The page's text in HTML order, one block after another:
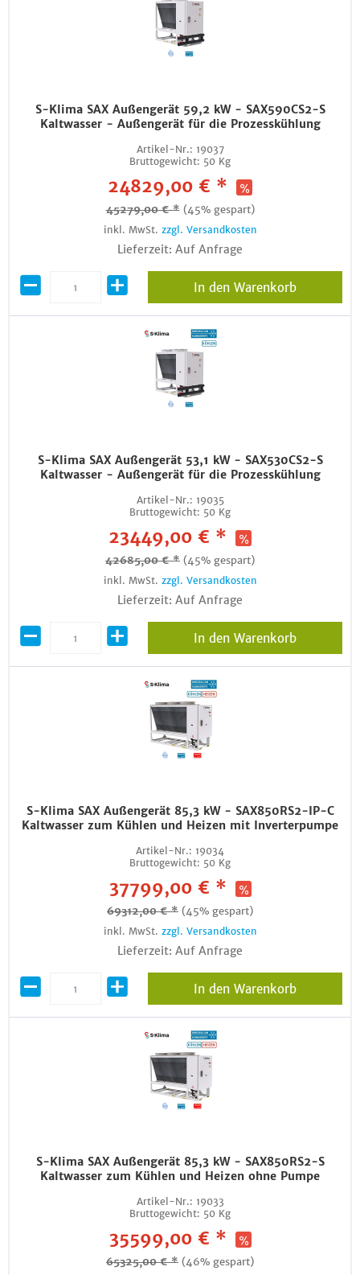
S-Klima SAX Außengerät 59,2 kW - SAX590CS2-S
Kaltwasser - Außengerät für die Prozesskühlung
Artikel-Nr.: 19037
Bruttogewicht: 50 Kg
24829,00 € *
45279,00 € * (45% gespart)
inkl. MwSt. zzgl. Versandkosten
Lieferzeit: Auf Anfrage
In den Warenkorb
S-Klima SAX Außengerät 53,1 kW - SAX530CS2-S
Kaltwasser - Außengerät für die Prozesskühlung
Artikel-Nr.: 19035
Bruttogewicht: 50 Kg
23449,00 € *
42685,00 € * (45% gespart)
inkl. MwSt. zzgl. Versandkosten
Lieferzeit: Auf Anfrage
In den Warenkorb
S-Klima SAX Außengerät 85,3 kW - SAX850RS2-IP-C
Kaltwasser zum Kühlen und Heizen mit Inverterpumpe
Artikel-Nr.: 19034
Bruttogewicht: 50 Kg
37799,00 € *
69312,00 € * (45% gespart)
inkl. MwSt. zzgl. Versandkosten
Lieferzeit: Auf Anfrage
In den Warenkorb
S-Klima SAX Außengerät 85,3 kW - SAX850RS2-S
Kaltwasser zum Kühlen und Heizen ohne Pumpe
Artikel-Nr.: 19033
Bruttogewicht: 50 Kg
35599,00 € *
65325,00 € * (46% gespart)